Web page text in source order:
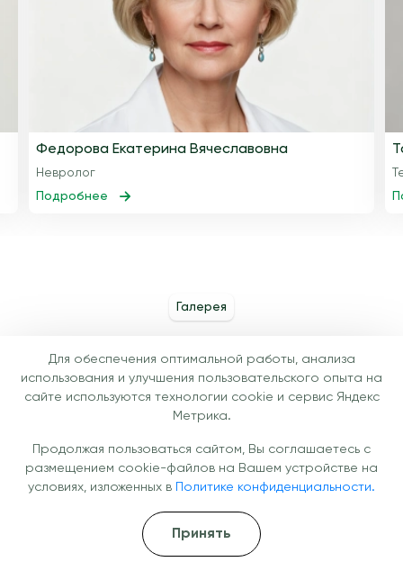
Федорова Екатерина Вячеславовна
Невролог
Подробнее
Галерея
Условия, в которых проходит
лечение
Для обеспечения оптимальной работы, анализа
использования и улучшения пользовательского опыта на
сайте используются технологии cookie и сервис Яндекс
Метрика.
Продолжая пользоваться сайтом, Вы соглашаетесь с
размещением cookie-файлов на Вашем устройстве на
условиях, изложенных в
Политике конфиденциальности.
Принять